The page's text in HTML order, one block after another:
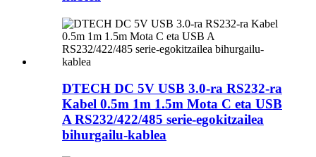
DTECH DC 5V USB 3.0-ra RS232-ra
Kabel 0.5m 1m 1.5m Mota C eta USB
A RS232/422/485 serie-egokitzailea
bihurgailu-kablea